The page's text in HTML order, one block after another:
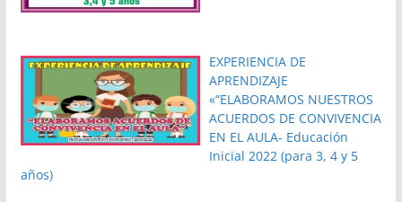
EXPERIENCIA DE
APRENDIZAJE
«“ELABORAMOS NUESTROS
ACUERDOS DE CONVIVENCIA
EN EL AULA- Educación
Inicial 2022 (para 3, 4 y 5
años)